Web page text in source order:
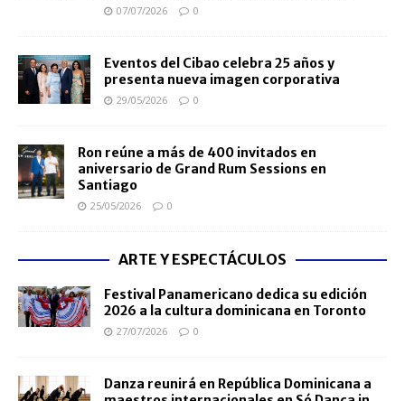
07/07/2026 0
Eventos del Cibao celebra 25 años y
presenta nueva imagen corporativa
29/05/2026 0
Ron reúne a más de 400 invitados en
aniversario de Grand Rum Sessions en
Santiago
25/05/2026 0
ARTE Y ESPECTÁCULOS
Festival Panamericano dedica su edición
2026 a la cultura dominicana en Toronto
27/07/2026 0
Danza reunirá en República Dominicana a